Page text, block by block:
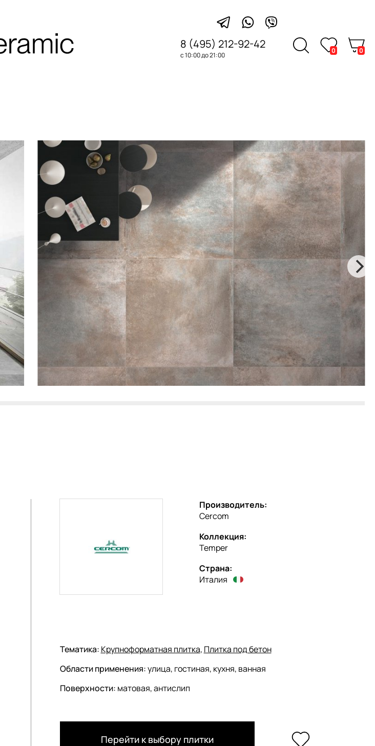
8 (495) 212-92-42
с 10:00 до 21:00
0 0
Производитель:
Cercom
Коллекция:
Temper
Страна:
Италия
Тематика: Крупноформатная плитка, Плитка под бетон
Области применения:улица, гостиная, кухня, ванная
Поверхности: матовая, антислип
Перейти к выбору плитки